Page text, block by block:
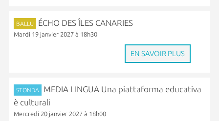
BALLU ÉCHO DES ÎLES CANARIES
Mardi 19 janvier 2027 à 18h30
EN SAVOIR PLUS
STONDA
MEDIA LINGUA Una piattaforma educativa
è culturali
Mercredi 20 janvier 2027 à 18h00